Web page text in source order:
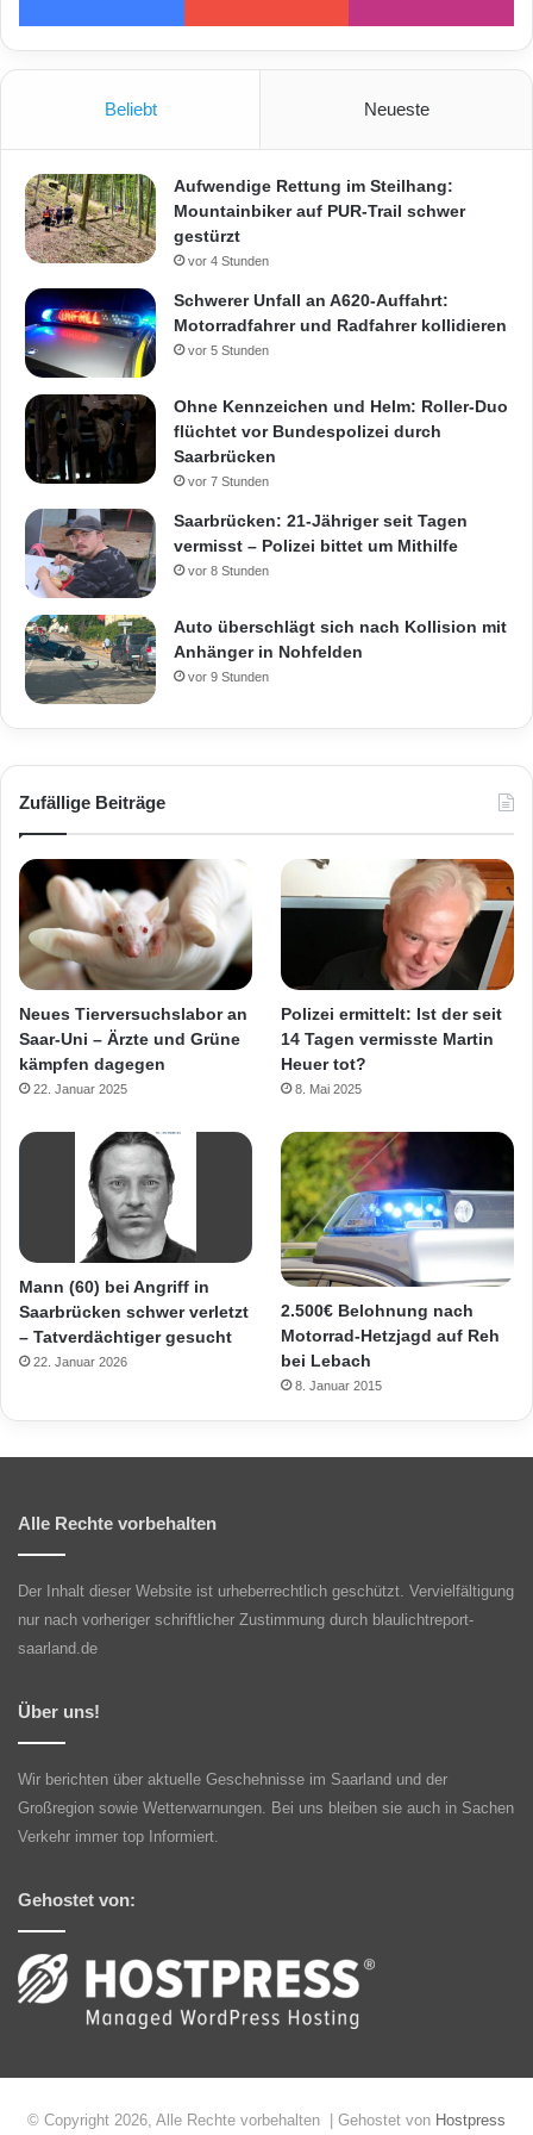
Beliebt Neueste
Aufwendige Rettung im Steilhang:
Mountainbiker auf PUR-Trail schwer
gestürzt
vor 4 Stunden
Schwerer Unfall an A620-Auffahrt:
Motorradfahrer und Radfahrer kollidieren
vor 5 Stunden
Ohne Kennzeichen und Helm: Roller-Duo
flüchtet vor Bundespolizei durch
Saarbrücken
vor 7 Stunden
Saarbrücken: 21-Jähriger seit Tagen
vermisst – Polizei bittet um Mithilfe
vor 8 Stunden
Auto überschlägt sich nach Kollision mit
Anhänger in Nohfelden
vor 9 Stunden
Zufällige Beiträge
Neues Tierversuchslabor an
Saar-Uni – Ärzte und Grüne
kämpfen dagegen
22. Januar 2025
Polizei ermittelt: Ist der seit
14 Tagen vermisste Martin
Heuer tot?
8. Mai 2025
Mann (60) bei Angriff in
Saarbrücken schwer verletzt
– Tatverdächtiger gesucht
22. Januar 2026
2.500€ Belohnung nach
Motorrad-Hetzjagd auf Reh
bei Lebach
8. Januar 2015
Alle Rechte vorbehalten
Der Inhalt dieser Website ist urheberrechtlich geschützt. Vervielfältigung
nur nach vorheriger schriftlicher Zustimmung durch blaulichtreport-
saarland.de
Über uns!
Wir berichten über aktuelle Geschehnisse im Saarland und der
Großregion sowie Wetterwarnungen. Bei uns bleiben sie auch in Sachen
Verkehr immer top Informiert.
Gehostet von:
© Copyright 2026, Alle Rechte vorbehalten | Gehostet von Hostpress